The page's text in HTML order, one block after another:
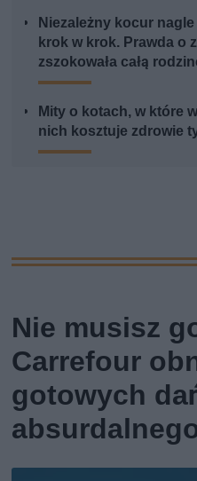
Niezależny kocur
krok w krok. Prawda o
zszokowała całą
Mity o kotach, w które
nich kosztuje zdrowie
Nie musisz
Carrefour
gotowych